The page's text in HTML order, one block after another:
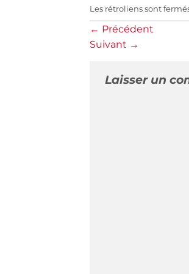
Les rétroliens sont
← Précédent
Suivant →
Laisser un